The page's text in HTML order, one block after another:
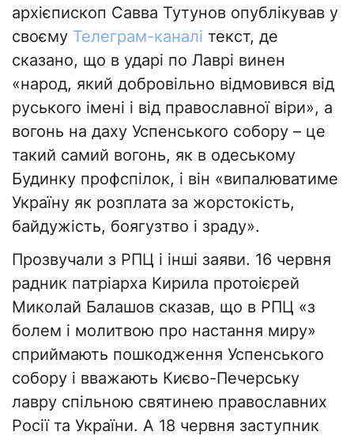
архієпископ Савва Тутунов опублікував у
своєму Телеграм-каналі текст, де
сказано, що в ударі по Лаврі винен
«народ, який добровільно відмовився від
руського імені і від православної віри», а
вогонь на даху Успенського собору – це
такий самий вогонь, як в одеському
Будинку профспілок, і він «випалюватиме
Україну як розплата за жорстокість,
байдужість, боягузтво і зраду».
Прозвучали з РПЦ і інші заяви. 16 червня
радник патріарха Кирила протоієрей
Миколай Балашов сказав, що в РПЦ «з
болем і молитвою про настання миру»
сприймають пошкодження Успенського
собору і вважають Києво-Печерську
лавру спільною святинею православних
Росії та України. А 18 червня заступник